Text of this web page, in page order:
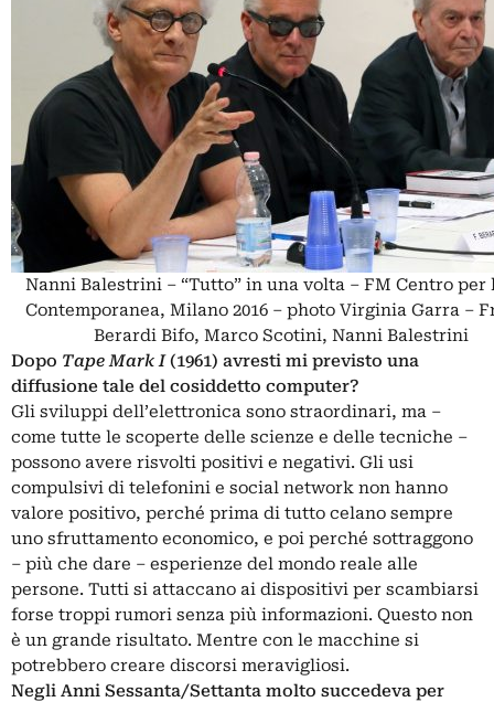
Nanni Balestrini – “Tutto” in una volta – FM Centro per
Contemporanea, Milano 2016 – photo Virginia Garra –
Berardi Bifo, Marco Scotini, Nanni Balestrini
Dopo Tape Mark I(1961) avresti mi previsto una
diffusione tale del cosiddetto computer?
Gli sviluppi dell’elettronica sono straordinari, ma –
come tutte le scoperte delle scienze e delle tecniche –
possono avere risvolti positivi e negativi. Gli usi
compulsivi di telefonini e social network non hanno
valore positivo, perché prima di tutto celano sempre
uno sfruttamento economico, e poi perché sottraggono
– più che dare – esperienze del mondo reale alle
persone. Tutti si attaccano ai dispositivi per scambiarsi
forse troppi rumori senza più informazioni. Questo non
è un grande risultato. Mentre con le macchine si
potrebbero creare discorsi meravigliosi.
Negli Anni Sessanta/Settanta molto succedeva per